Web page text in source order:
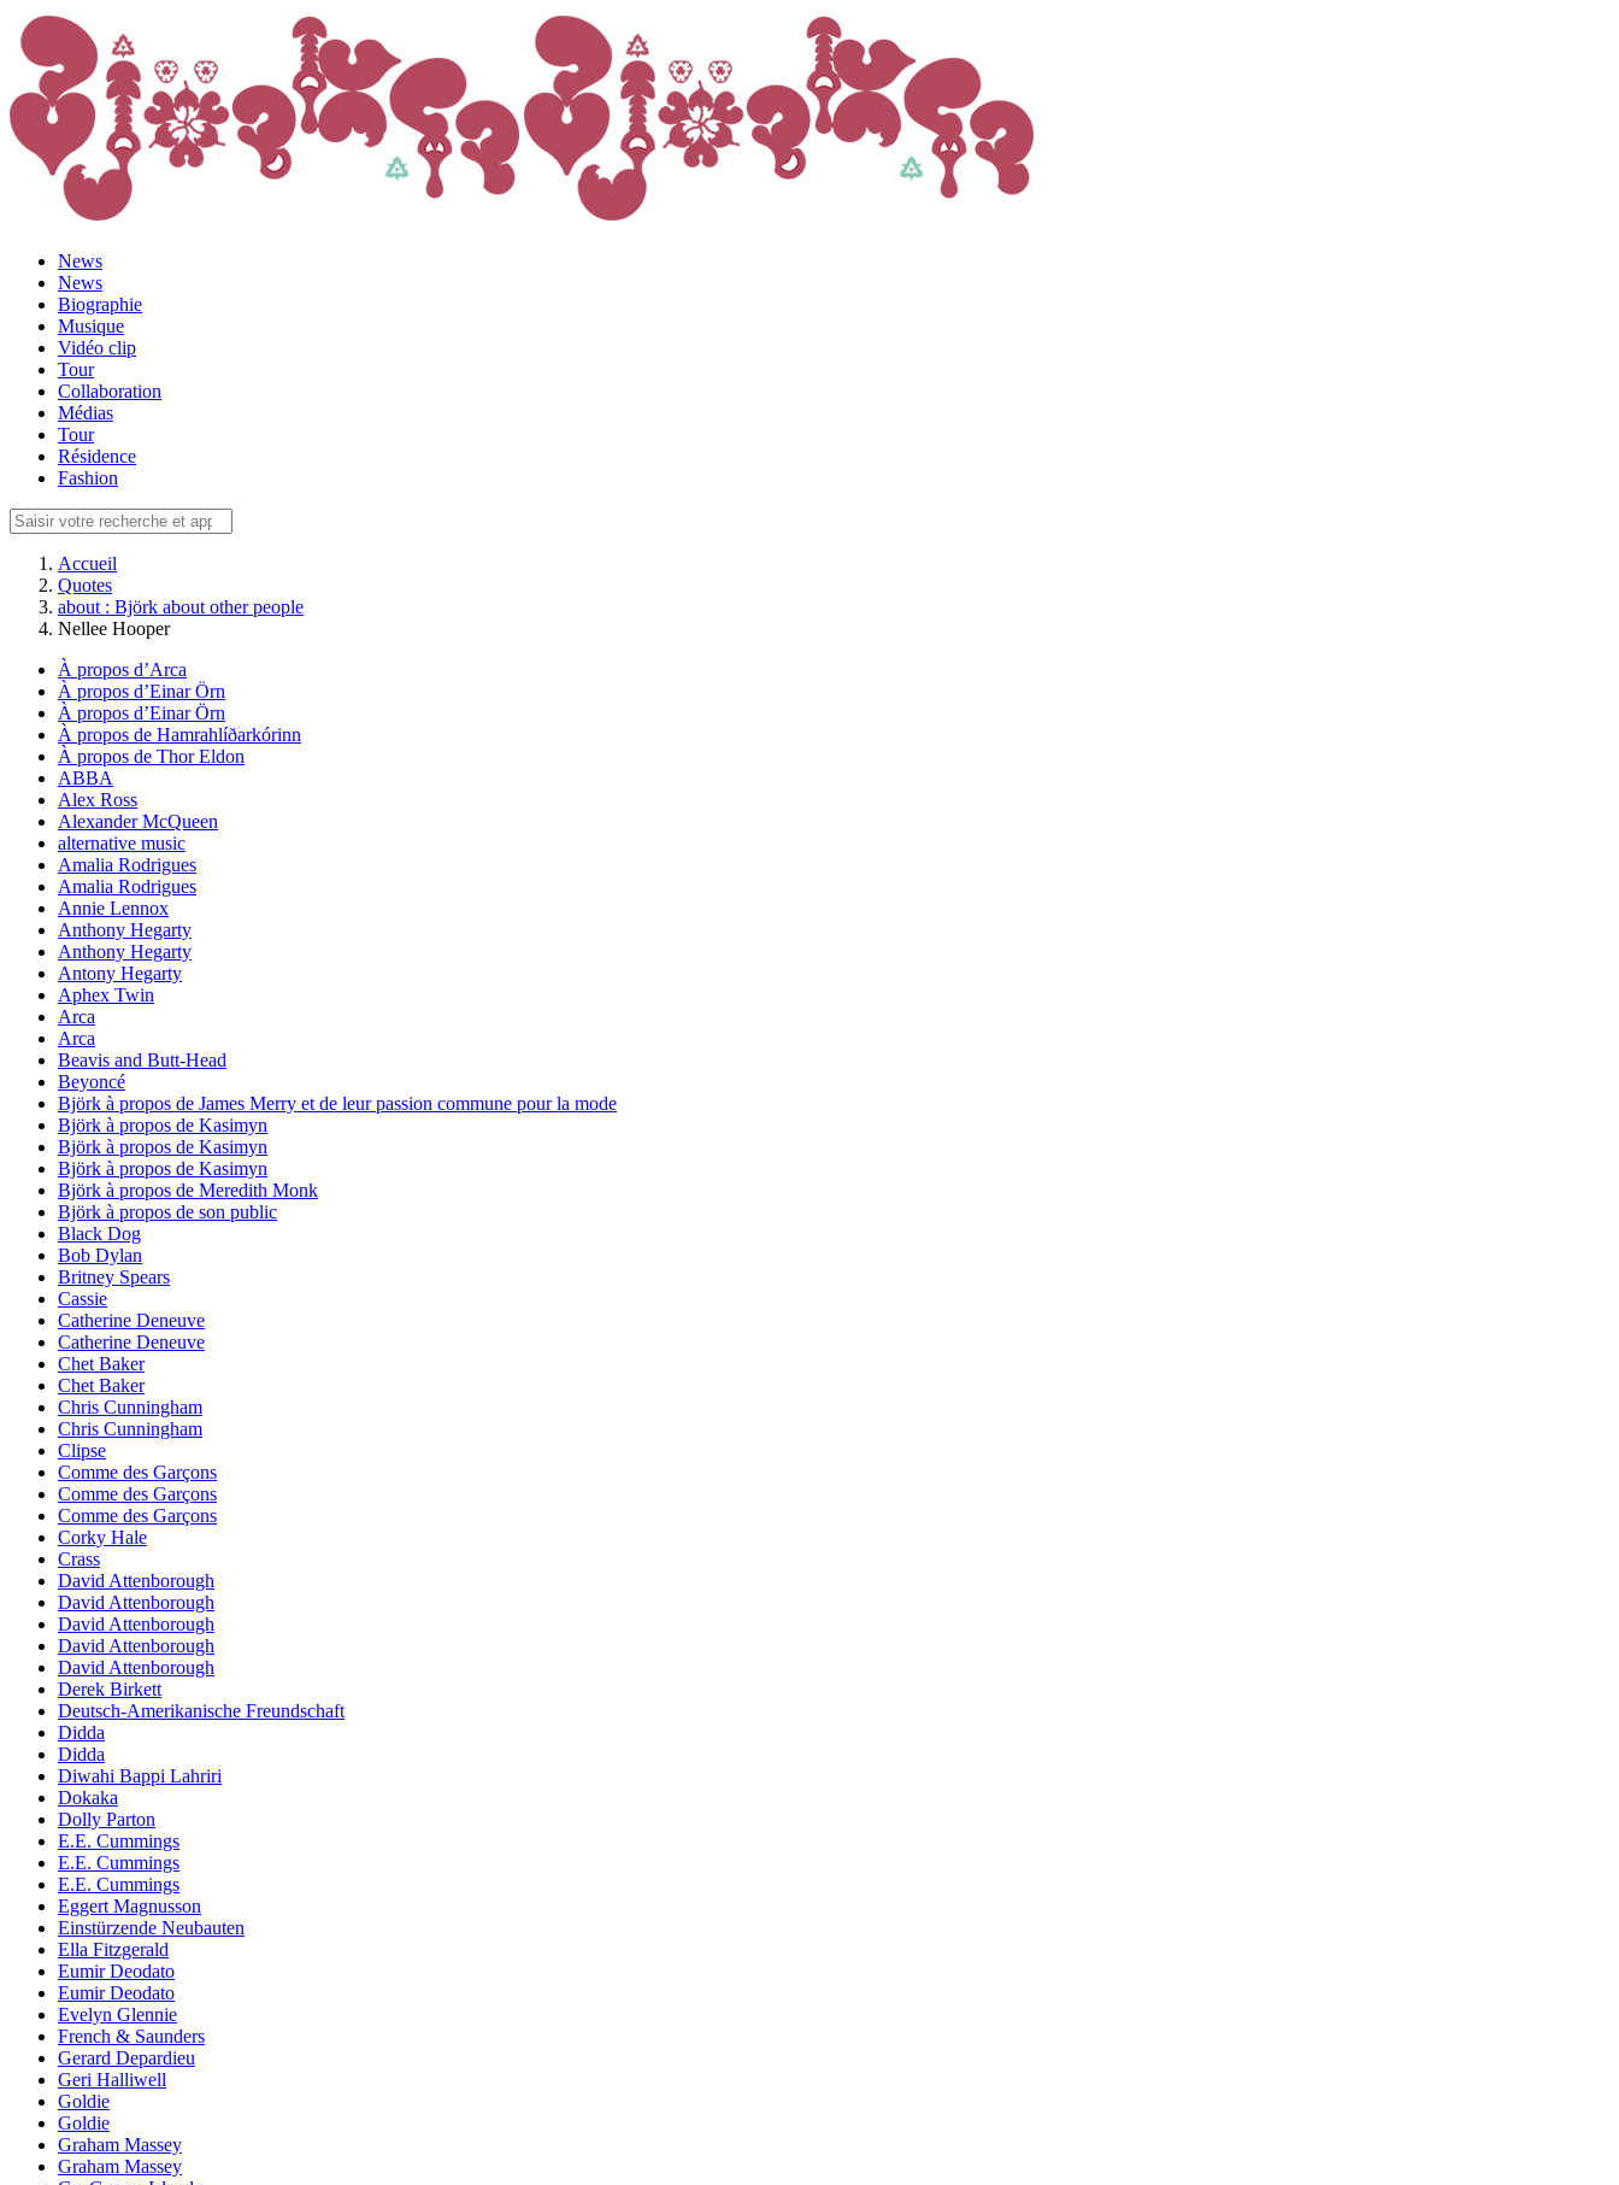
News
News
Biographie
Musique
Vidéo clip
Tour
Collaboration
Médias
Tour
Résidence
Fashion
Accueil
Quotes
about : Björk about other people
Nellee Hooper
À propos d’Arca
À propos d’Einar Örn
À propos d’Einar Örn
À propos de Hamrahlíðarkórinn
À propos de Thor Eldon
ABBA
Alex Ross
Alexander McQueen
alternative music
Amalia Rodrigues
Amalia Rodrigues
Annie Lennox
Anthony Hegarty
Anthony Hegarty
Antony Hegarty
Aphex Twin
Arca
Arca
Beavis and Butt-Head
Beyoncé
Björk à propos de James Merry et de leur passion commune pour la mode
Björk à propos de Kasimyn
Björk à propos de Kasimyn
Björk à propos de Kasimyn
Björk à propos de Meredith Monk
Björk à propos de son public
Black Dog
Bob Dylan
Britney Spears
Cassie
Catherine Deneuve
Catherine Deneuve
Chet Baker
Chet Baker
Chris Cunningham
Chris Cunningham
Clipse
Comme des Garçons
Comme des Garçons
Comme des Garçons
Corky Hale
Crass
David Attenborough
David Attenborough
David Attenborough
David Attenborough
David Attenborough
Derek Birkett
Deutsch-Amerikanische Freundschaft
Didda
Didda
Diwahi Bappi Lahriri
Dokaka
Dolly Parton
E.E. Cummings
E.E. Cummings
E.E. Cummings
Eggert Magnusson
Einstürzende Neubauten
Ella Fitzgerald
Eumir Deodato
Eumir Deodato
Evelyn Glennie
French & Saunders
Gerard Depardieu
Geri Halliwell
Goldie
Goldie
Graham Massey
Graham Massey